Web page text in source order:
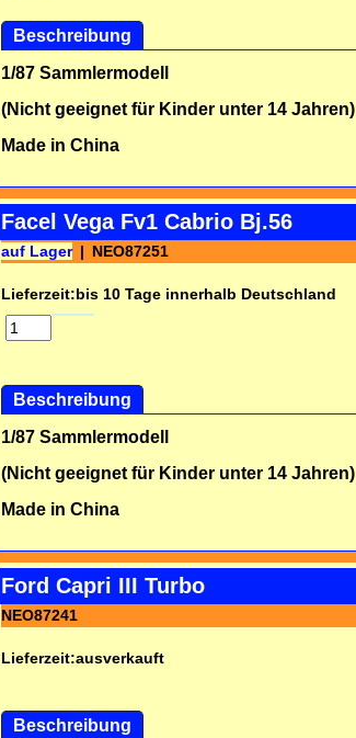
Beschreibung
1/87 Sammlermodell
(Nicht geeignet für Kinder unter 14 Jahren)
Made in China
Facel Vega Fv1 Cabrio Bj.56
auf Lager NEO87251
Lieferzeit:bis 10 Tage innerhalb Deutschland
Beschreibung
1/87 Sammlermodell
(Nicht geeignet für Kinder unter 14 Jahren)
Made in China
Ford Capri III Turbo
NEO87241
Lieferzeit:ausverkauft
Beschreibung